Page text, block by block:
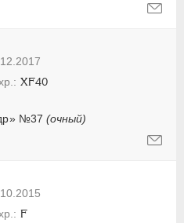
№37(очный)
XF40
F